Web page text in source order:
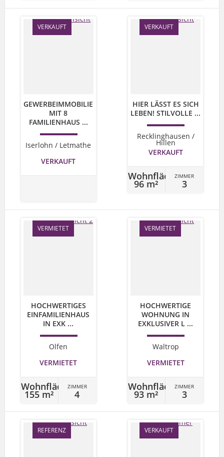
VERKAUFT
GEWERBEIMMOBILIE
MIT 8
FAMILIENHAUS ...
Iserlohn / Letmathe
VERKAUFT
VERKAUFT
HIER LÄSST ES SICH
LEBEN! STILVOLLE ...
Recklinghausen /
Hillen
VERKAUFT
Wohnfläche
96 m²
ZIMMER
3
VERMIETET
HOCHWERTIGES
EINFAMILIENHAUS
IN EXK ...
Olfen
VERMIETET
Wohnfläche
155 m²
ZIMMER
4
VERMIETET
HOCHWERTIGE
WOHNUNG IN
EXKLUSIVER L ...
Waltrop
VERMIETET
Wohnfläche
93 m²
ZIMMER
3
REFERENZ VERKAUFT